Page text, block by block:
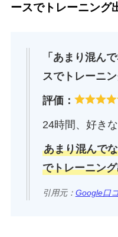
ースでトレーニング
「あまり混ん
スでトレーニン
評価：
24時間、好き
あまり混んで
でトレーニン
引用元： Google口